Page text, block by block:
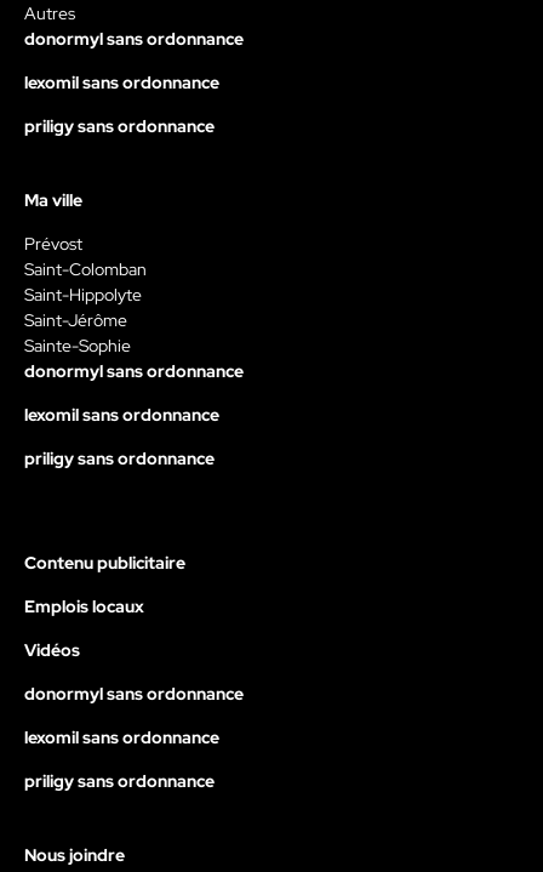
Autres
donormyl sans ordonnance
lexomil sans ordonnance
priligy sans ordonnance
Ma ville
Prévost
Saint-Colomban
Saint-Hippolyte
Saint-Jérôme
Sainte-Sophie
donormyl sans ordonnance
lexomil sans ordonnance
priligy sans ordonnance
Contenu publicitaire
Emplois locaux
Vidéos
donormyl sans ordonnance
lexomil sans ordonnance
priligy sans ordonnance
Nous joindre